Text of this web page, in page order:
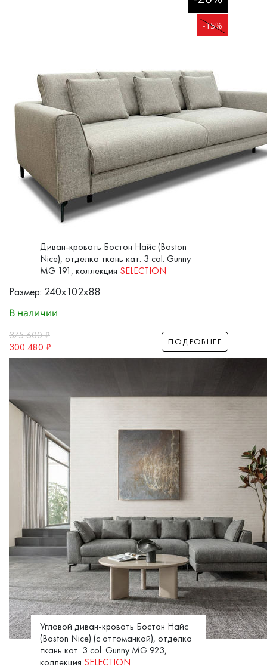
-15%
Диван-кровать Бостон Найс (Boston
Nice), отделка ткань кат. 3 col. Gunny
MG 191, коллекция SELECTION
Размер: 240x102x88
В наличии
375 600₽
300 480 ₽ ПОДРОБНЕЕ
Угловой диван-кровать Бостон Найс
(Boston Nice) (c оттоманкой), отделка
ткань кат. 3 col. Gunny MG 923,
коллекция SELECTION